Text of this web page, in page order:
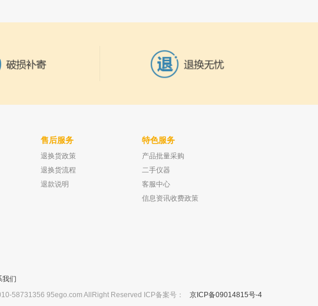
坛墨质检 D-四氢药根碱,对照品 ≥98%
北京兴运科诺 干燥器 玻璃 300mm
售后服务
退换货政策
退换货流程
退款说明
特色服务
产品批量采购
二手仪器
客服中心
信息资讯收费政策
我们
58731356 95ego.com AllRight Reserved ICP备案号： 京ICP备09014815号-4